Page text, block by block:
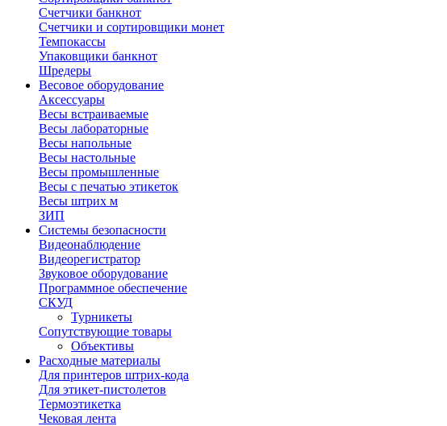
Счетчики банкнот
Счетчики и сортировщики монет
Темпокассы
Упаковщики банкнот
Шредеры
Весовое оборудование
Аксессуары
Весы встраиваемые
Весы лабораторные
Весы напольные
Весы настольные
Весы промышленные
Весы с печатью этикеток
Весы штрих м
ЗИП
Системы безопасности
Видеонаблюдение
Видеорегистратор
Звуковое оборудование
Программное обеспечение
СКУД
Турникеты
Сопутствующие товары
Объективы
Расходные материалы
Для принтеров штрих-кода
Для этикет-пистолетов
Термоэтикетка
Чековая лента